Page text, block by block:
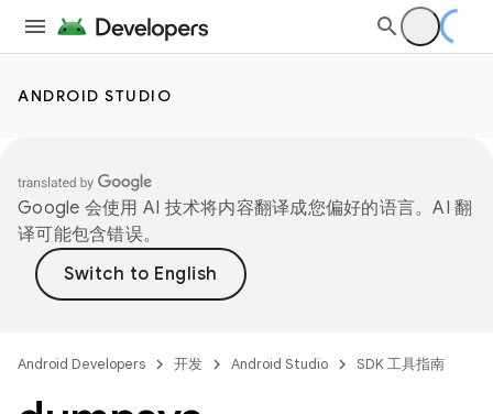
ANDROID STUDIO
Google 会使用 AI 技术将内容翻译成您偏好的语言。AI 翻
译可能包含错误。
Android Developers 开发 Android Studio SDK 工具指南